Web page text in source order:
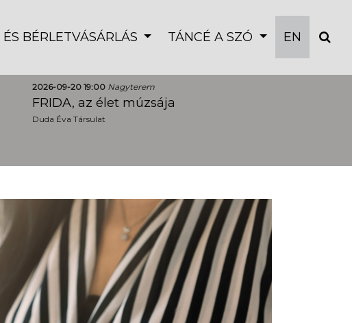
ÉS BÉRLETVÁSÁRLÁS TÁNCÉ A SZÓ EN
2026-09-20 19:00 Nagyterem
FRIDA, az élet múzsája
Duda Éva Társulat